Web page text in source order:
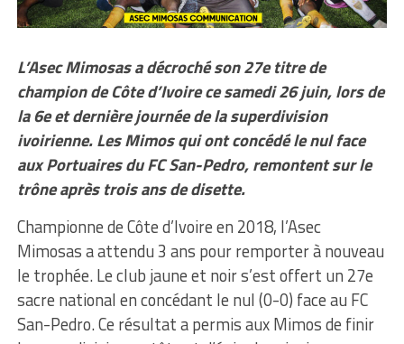
L’Asec Mimosas a décroché son 27e titre de
champion de Côte d’Ivoire ce samedi 26 juin, lors de
la 6e et dernière journée de la superdivision
ivoirienne. Les Mimos qui ont concédé le nul face
aux Portuaires du FC San-Pedro, remontent sur le
trône après trois ans de disette.
Championne de Côte d’Ivoire en 2018, l’Asec
Mimosas a attendu 3 ans pour remporter à nouveau
le trophée. Le club jaune et noir s’est offert un 27e
sacre national en concédant le nul (0-0) face au FC
San-Pedro. Ce résultat a permis aux Mimos de finir